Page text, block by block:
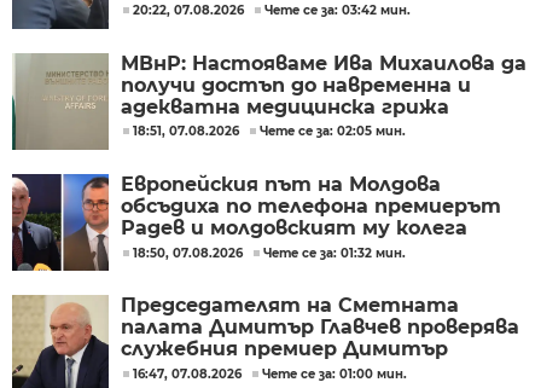
20:22, 07.08.2026 Чете се за: 03:42 мин.
МВнР: Настояваме Ива Михаилова да
получи достъп до навременна и
адекватна медицинска грижа
18:51, 07.08.2026 Чете се за: 02:05 мин.
Европейския път на Молдова
обсъдиха по телефона премиерът
Радев и молдовският му колега
Тофан
18:50, 07.08.2026 Чете се за: 01:32 мин.
Председателят на Сметната
палата Димитър Главчев проверява
служебния премиер Димитър
Главчев?
16:47, 07.08.2026 Чете се за: 01:00 мин.